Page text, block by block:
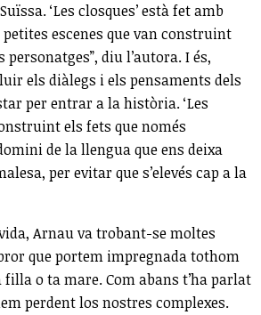
‘Les closques’ està fet amb
escenes que van construint
diu l’autora. I és,
els diàlegs i els pensaments dels
per entrar a la història. ‘Les
els fets que només
de la llengua que ens deixa
per evitar que s’elevés cap a la
Arnau va trobant-se moltes
que portem impregnada tothom
o ta mare. Com abans t’ha parlat
perdent los nostres complexes.